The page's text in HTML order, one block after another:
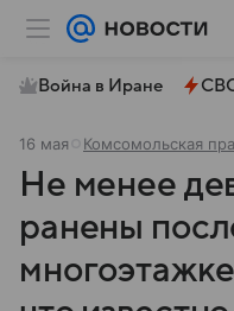
Война в Иране
16 мая Комсомольская
Не менее
ранены